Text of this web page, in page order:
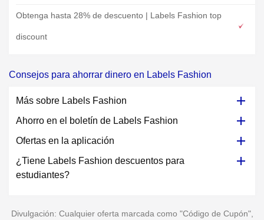
Obtenga hasta 28% de descuento | Labels Fashion top
discount
Consejos para ahorrar dinero en Labels Fashion
Más sobre Labels Fashion
Ahorro en el boletín de Labels Fashion
Ofertas en la aplicación
¿Tiene Labels Fashion descuentos para
estudiantes?
Divulgación: Cualquier oferta marcada como "Código de Cupón",